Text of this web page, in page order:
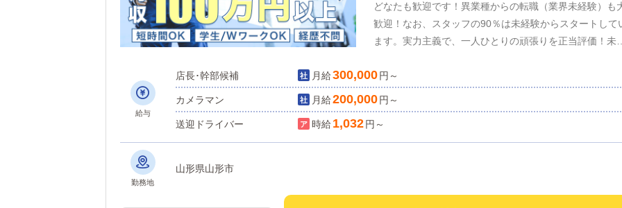
どなたも歓迎です！異業種からの転職（業界未経験）も
歓迎！なお、スタッフの90％は未経験からスタートして
ます。実力主義で、一人ひとりの頑張りを正当評価！未経
す。真剣に取り組んでいけば、月収100万円以上も夢では
ありません！個人のスキルアップや接客力の向上など、一
人ひとりのお仕事をサポートいたします。興味のある方
は、ぜひ気軽にお問い合わせください！
給与
店長･幹部候補 月給300,000円～
カメラマン 月給200,000円～
送迎ドライバー 時給 1,032円～
勤務地
山形県山形市